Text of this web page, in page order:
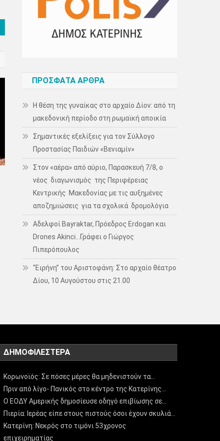
ΠΡΌΣΦΑΤΑ ΆΡΘΡΑ
Η θέση της γυναίκας στο αρχαίο Δίον: από τη
μακεδονική περίοδο στη ρωμαϊκή αποικία
Σημαντικές εξελίξεις για τον Σύλλογο
Προστασίας Παιδιών «Βενιαμίν»
Στον «αέρα» από αύριο, Παρασκευή 7/8, ο
νέος διαγωνισμός της Περιφέρειας
Κεντρικής Μακεδονίας με τις αυξημένες
αποζημιώσεις για τα σχολικά δρομολόγια
Αδελφοί Bayraktar, Πρόεδρος Erdogan και
Drones Akinci…Γράφει ο Γιώργος
Πιπερόπουλος
“Ειρήνη” του Αριστοφάνη: Στο αρχαίο θέατρο
Δίου, 10 Αυγούστου στις 21.00
ΔΗΜΟΦΙΛΈΣΤΕΡΑ
Κορωνοϊός: Σε πόσες μέρες θα μηδενιστούν τα…
Πριν από λίγο- Πανικός στο κέντρο της Κατερίνης…
Ο ΕΟΔΥ Αμερικής δημοσίευσε οδηγό επιβίωσης σε…
Πιερία: Ιερέας είπε στους πιστούς όσοι έχουν σκυλιά…
Κατερίνη: Νεκρός στο τιμόνι 53χρονος
επιχειρηματίας